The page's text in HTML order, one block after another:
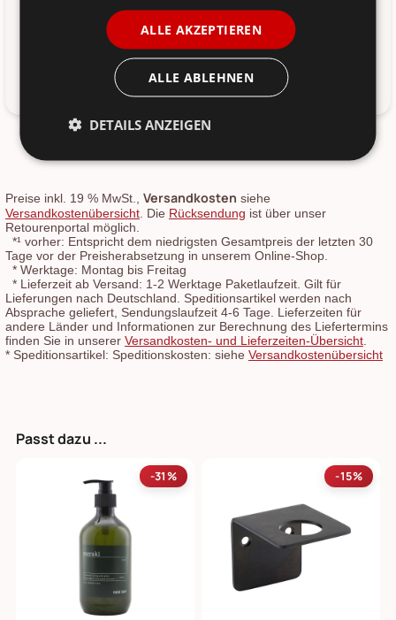
Körpers verwendet werden. Die Lotion-Kombination für
Gesicht und Körper macht es für Sie im Alltag einfach und
überschaubar. Die Lotion enthält Extrakt aus der Kaktusblüte,
die eine sanfte und aromatische Schicht auf Ihrer Haut
hinterlässt. Verwenden Sie diese Gesichts- und Körperlotion
nach dem Duschen oder bei Bedarf.
Preise inkl. 19 % MwSt., Versandkosten siehe
Versandkostenübersicht. Die Rücksendung ist über unser
Retourenportal möglich.
*¹ vorher: Entspricht dem niedrigsten Gesamtpreis der letzten 30
Tage vor der Preisherabsetzung in unserem Online-Shop.
* Werktage: Montag bis Freitag
* Lieferzeit ab Versand: 1-2 Werktage Paketlaufzeit. Gilt für
Lieferungen nach Deutschland. Speditionsartikel werden nach
Absprache geliefert, Sendungslaufzeit 4-6 Tage. Lieferzeiten für
andere Länder und Informationen zur Berechnung des Liefertermins
finden Sie in unserer Versandkosten- und Lieferzeiten-Übersicht.
* Speditionsartikel: Speditionskosten: siehe Versandkostenübersicht
Passt dazu ...
-31% -15%
ALLE AKZEPTIEREN
ALLE ABLEHNEN
DETAILS ANZEIGEN